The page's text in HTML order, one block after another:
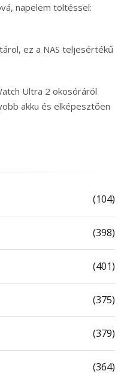
napelem töltéssel:
ez a NAS teljesértékű
Ultra 2 okosóráról
akku és elképesztően
(104)
(398)
(401)
(375)
(379)
(364)